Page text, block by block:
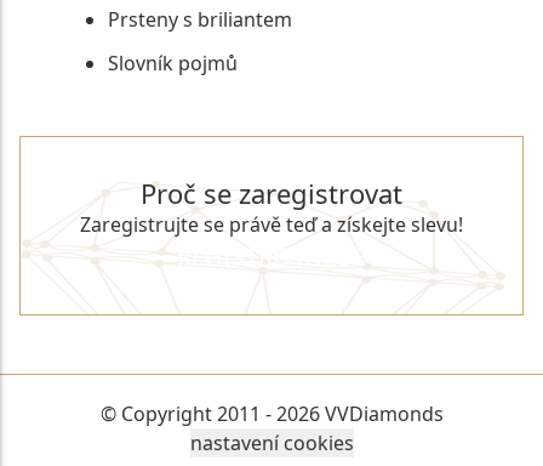
Prsteny s briliantem
Slovník pojmů
Proč se zaregistrovat
Zaregistrujte se právě teď a získejte slevu!
REGISTROVAT SE
© Copyright 2011 - 2026 VVDiamonds
nastavení cookies